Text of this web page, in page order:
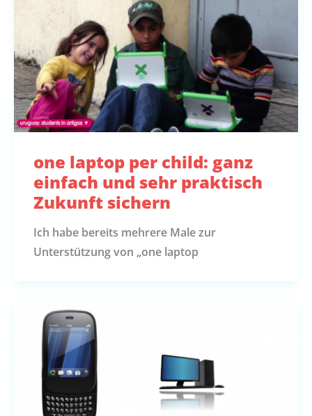
one laptop per child: ganz
einfach und sehr praktisch
Zukunft sichern
Ich habe bereits mehrere Male zur
Unterstützung von „one laptop